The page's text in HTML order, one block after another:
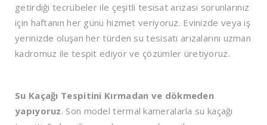
getirdiği tecrübeler ile çeşitli tesisat arızası sorunlarınız
için haftanın her günü hizmet veriyoruz. Evinizde veya iş
yerinizde oluşan her türden su tesisatı arızalarını uzman
kadromuz ile tespit ediyor ve çözümler üretiyoruz.
Su Kaçağı Tespitini Kırmadan ve dökmeden
yapıyoruz. Son model termal kameralarla su kaçağı